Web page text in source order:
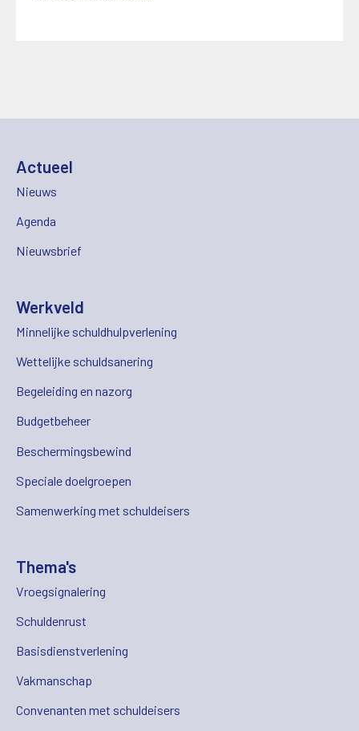
Actueel
Nieuws
Agenda
Nieuwsbrief
Werkveld
Minnelijke schuldhulpverlening
Wettelijke schuldsanering
Begeleiding en nazorg
Budgetbeheer
Beschermingsbewind
Speciale doelgroepen
Samenwerking met schuldeisers
Thema's
Vroegsignalering
Schuldenrust
Basisdienstverlening
Vakmanschap
Convenanten met schuldeisers